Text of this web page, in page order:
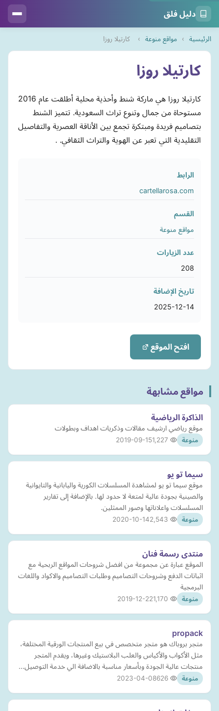
دليل فلق
الرئيسية › مواقع منوعة › كارتيلا روزا
كارتيلا روزا
كارتيلا روزا هي ماركة شنط وأحذية محلية أطلقت عام 2016
مستوحاة من جمال وتنوع تراث السعودية. تتميز الشنط
بتصاميم فريدة ومبتكرة تجمع بين الأناقة العصرية والتفاصيل
التقليدية التي تعبر عن الهوية والتراث الثقافي. .
الرابط
cartellarosa.com
القسم
مواقع منوعة
عدد الزيارات
208
تاريخ الإضافة
2025-12-14
افتح الموقع
مواقع مشابهة
الذاكرة الرياضية
موقع رياضي ارشيف مقالات وذكريات اهداف وبطولات
منوعة 2019-09-15
سيما تو يو
موقع سيما تو يو لمشاهدة المسلسلات الكورية واليابانية والتايوانية
والصينية بجودة عالية لمتعة لا حدود لها. بالإضافة إلى تقارير
المسلسلات واعلاناتها وصور الممثلين.
منوعة 2020-10-14
منتدى رسمة فنان
الموقع عبارة عن مجموعة من افضل شروحات المواقع الربحية مع
اثباتات الدفع وشروحات التصاميم وطلبات التصاميم والاكواد واللغات
البرمجية
منوعة 2019-12-22
propack
متجر بروباك هو متجر متخصص في بيع المنتجات الورقية المختلفة،
مثل الأكواب والأكياس والعلب البلاستيك وغيرها، ويقدم المتجر
منتجات عالية الجودة وبأسعار مناسبة بالاضافة الي خدمة التوصيل…
منوعة 2023-04-08